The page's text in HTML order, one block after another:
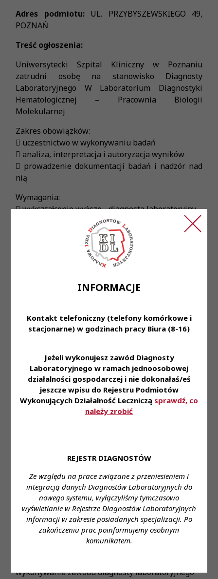
INFORMACJE
Kontakt telefoniczny (telefony komórkowe i
stacjonarne) w godzinach pracy Biura (8-16)
Jeżeli wykonujesz zawód Diagnosty
Laboratoryjnego w ramach jednoosobowej
działalności gospodarczej i nie dokonałaś/eś
jeszcze wpisu do Rejestru Podmiotów
Wykonujących Działalność Leczniczą sprawdź, co
należy zrobić
REJESTR DIAGNOSTÓW
Ze względu na prace związane z przeniesieniem i
integracją danych Diagnostów Laboratoryjnych do
nowego systemu, wyłączyliśmy tymczasowo
wyświetlanie w Rejestrze Diagnostów Laboratoryjnych
informacji w zakresie posiadanych specjalizacji. Po
zakończeniu prac poinformujemy osobnym
komunikatem.
Adres podmiotu: UL. PRZYBYSZEWSKIEGO 49,
POZNAŃ
Treść ogłoszenia:
Uniwersytecki Szpital Kliniczny w Poznaniu
zatrudni osobę na stanowisko Diagnosty
Laboratoryjnego W Laboratorium Diagnostyki
Hematologicznej – Pracownia Biologii
Molekularnej
Zakres obowiązków:
 uczestnictwo w wykonywaniu badań
 analiza, interpretacja i autoryzacja wyników
 prowadzenie dokumentacji badań i nadzór nad
nią
Wymagania:
 wykształcenie wyższe - diagnosta laboratoryjny
 aktualne prawo wykonywania zawodu diagnosty
laboratoryjnego - warunek konieczny
 znajomość technik biologii molekularnej (m. in.
real-time PCR, HRMA, sekwencjonowanie Sangera)
 znajomość pakietu MS Office
 zatrudnienie na podstawie umowy o pracę
 kompleksowe wdrożenie do pracy
pozyskiwania wiedzy od ekspertów w
poszczególnych dziedzinach
 wynagrodzenie na poziomie rynkowym
 bogaty pakiet socjalny – w tym wsparcie
finansowe w okresie świątecznym, dofinansowanie
odpoczynku wakacyjnego, karty Multisport oraz
szkoleń e-learningowych oraz udział w projektach
wewnętrznych
 możliwość wdrażania nowych pomysłów oraz
samodzielność w podejmowanych działaniach
Miejsce zatrudnienia:POZNAŃ, UL.
SZAMARZEWSKIEGO 84
wykonywania zawodu diagnosty laboratoryjnego